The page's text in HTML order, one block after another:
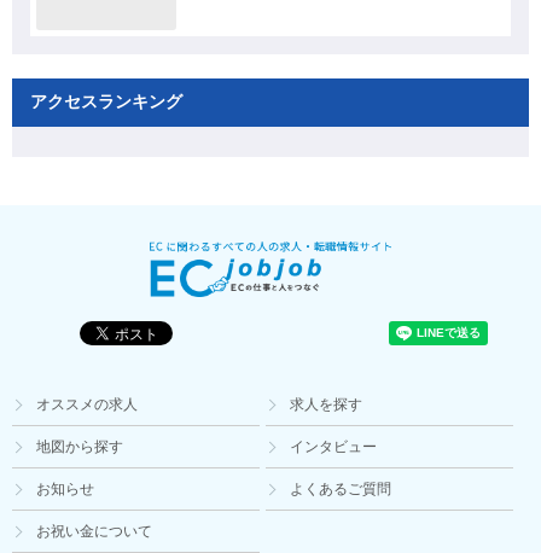
アクセスランキング
オススメの求人 求人を探す
地図から探す インタビュー
お知らせ よくあるご質問
お祝い金について